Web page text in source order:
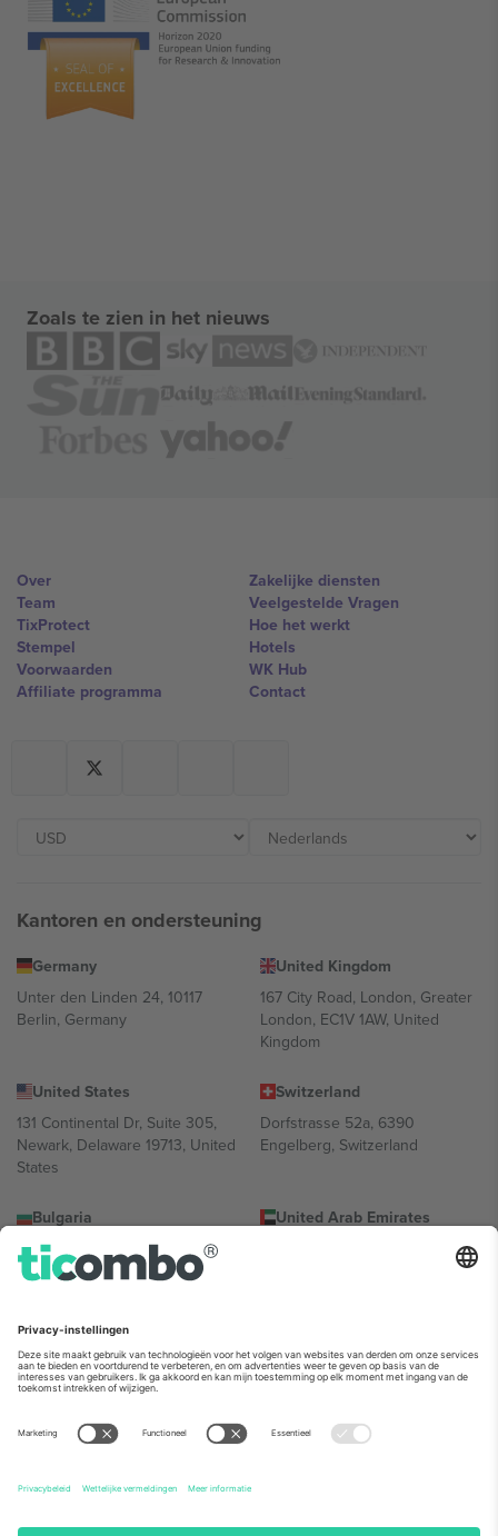
Zoals te zien in het nieuws
Over
Team
TixProtect
Stempel
Voorwaarden
Affiliate programma
Zakelijke diensten
Veelgestelde Vragen
Hoe het werkt
Hotels
WK Hub
Contact
Kantoren en ondersteuning
Germany
Unter den Linden 24, 10117
Berlin, Germany
United Kingdom
167 City Road, London, Greater
London, EC1V 1AW, United
Kingdom
United States
131 Continental Dr, Suite 305,
Newark, Delaware 19713, United
States
Switzerland
Dorfstrasse 52a, 6390
Engelberg, Switzerland
Bulgaria
Regus Sofia City West, bul
Totleben 53-55, 1606 Sofia,
United Arab Emirates
UAE Dubai Silicon Oasis, DDP
Building A1, Office 302, Dubai,
Mexico
Av Chapultepec 360, Roma
Norte, Cuauhtémoc, 06700
Ciudad de México, CDMX,
Mexico
De juridische entiteit van de aanbieder van het platform kan
domein. Kijk voor meer informatie op de specifieke pagina van het